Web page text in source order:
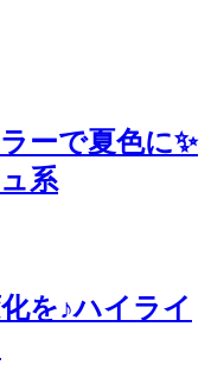
ーで夏色に✨
系
を♪ハイライ